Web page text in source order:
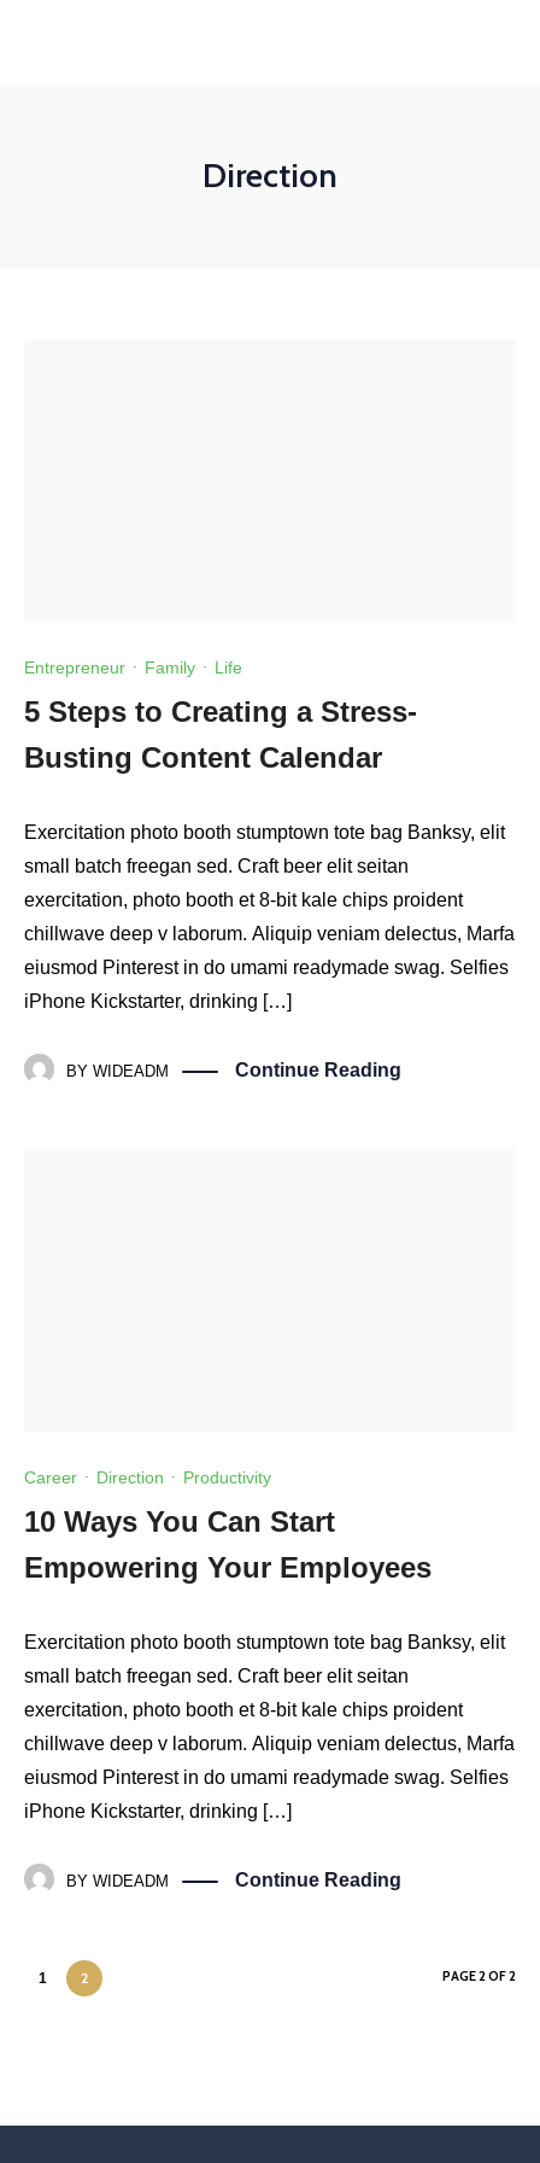
Direction
Entrepreneur · Family · Life
5 Steps to Creating a Stress-
Busting Content Calendar
Exercitation photo booth stumptown tote bag Banksy, elit
small batch freegan sed. Craft beer elit seitan
exercitation, photo booth et 8-bit kale chips proident
chillwave deep v laborum. Aliquip veniam delectus, Marfa
eiusmod Pinterest in do umami readymade swag. Selfies
iPhone Kickstarter, drinking […]
BY WIDEADM Continue Reading
Career · Direction · Productivity
10 Ways You Can Start
Empowering Your Employees
Exercitation photo booth stumptown tote bag Banksy, elit
small batch freegan sed. Craft beer elit seitan
exercitation, photo booth et 8-bit kale chips proident
chillwave deep v laborum. Aliquip veniam delectus, Marfa
eiusmod Pinterest in do umami readymade swag. Selfies
iPhone Kickstarter, drinking […]
BY WIDEADM Continue Reading
1 2 PAGE 2 OF 2